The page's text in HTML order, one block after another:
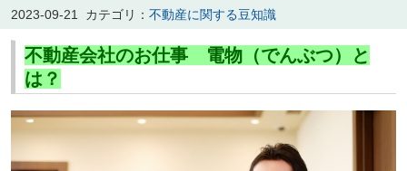
2023-09-21 カテゴリ： 不動産に関する豆知識
不動産会社のお仕事 電物（でんぶつ）と
は？